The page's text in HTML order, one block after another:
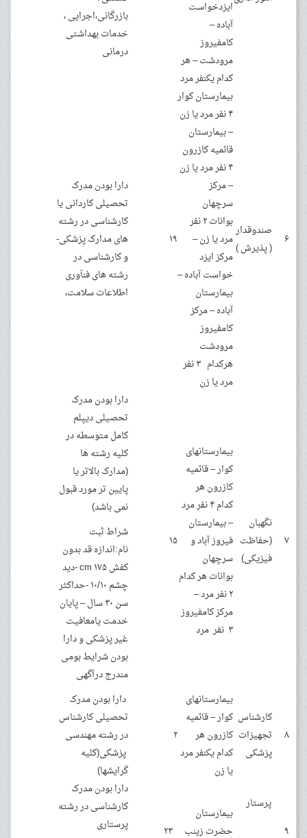
ایزدخواست
آباده –
کامفیروز
مرودشت – هر
کدام یکنفر مرد
بازرگانی،اجرایی ،
خدمات بهداشتی
درمانی
۶
صندوقدار
( پذیرش )
بیمارستان کوار
۴ نفر مرد یا زن
– بیمارستان
قائمیه کازرون
۴ نفر مرد یا زن
– مرکز
سرچهان
بوانات ۲ نفر
مرد یا زن –
مرکز ایزد
خواست آباده –
بیمارستان
آباده – مرکز
کامفیروز
مرودشت
هرکدام ۳ نفر
مرد یا زن
۱۹
دارا بودن مدرک
تحصیلی کاردانی یا
کارشناسی در رشته
های مدارک پزشکی-
و کارشناسی در
رشته های فنآوری
اطلاعات سلامت،
۷
نگهبان
(حفاظت
فیزیکی)
بیمارستانهای
کوار – قائمیه
کازرون هر
کدام ۴ نفر مرد
– بیمارستان
فیروز آباد و
سرچهان
بوانات هر کدام
۲ نفر مرد –
مرکز کامفیروز
۳ نفر مرد
۱۵
دارا بودن مدرک
تحصیلی دیپلم
کامل متوسطه در
کلیه رشته ها
(مدارک بالاتر یا
پایین تر مورد قبول
نمی باشد)
شراط ثبت
نام:اندازه قد بدون
کفش ۱۷۵ cm -دید
چشم ۱۰/۱۰ -حداکثر
سن ۳۰ سال – پایان
خدمت یامعافیت
غیر پزشکی و دارا
بودن شرایط بومی
مندرج درآگهی
۸
کارشناس
تجهیزات
پزشکی
بیمارستانهای
کوار – قائمیه
کازرون هر
کدام یکنفر مرد
یا زن
۲
دارا بودن مدرک
تحصیلی کارشناس
در رشته مهندسی
پزشکی(کلیه
گرایشها)
۹
پرستار
بیمارستان
حضرت زینب
دارا بودن مدرک
کارشناسی در رشته
پرستاری